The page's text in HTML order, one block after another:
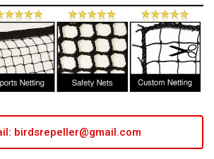
birdsrepeller@gmail.com